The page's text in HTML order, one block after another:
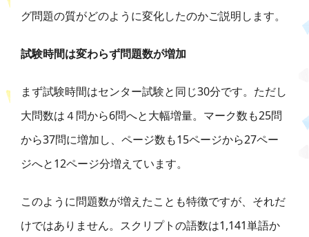
グ問題の質がどのように変化したのかご説明します。
試験時間は変わらず問題数が増加
まず試験時間はセンター試験と同じ30分です。ただし
大問数は４問から6問へと大幅増量。マーク数も25問
から37問に増加し、 ページ数も15ページから27ペー
ジへと12ページ分増えています。
このように問題数が増えたことも特徴ですが、それだ
けではありません。スクリプトの語数は1,141単語か